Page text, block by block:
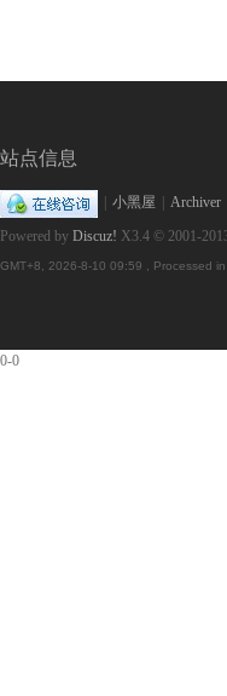
站点信息
小黑屋 Archiver
Powered by Discuz! X3.4 © 2001-
GMT+8, 2026-8-10 09:59 , Processed
0-0